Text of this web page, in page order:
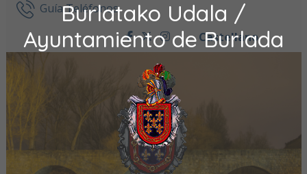
Burlatako Udala /
Ayuntamiento de Burlada
Ir al contenidoGuía Teléfonos
facebook
twitter
instagram
Castellano